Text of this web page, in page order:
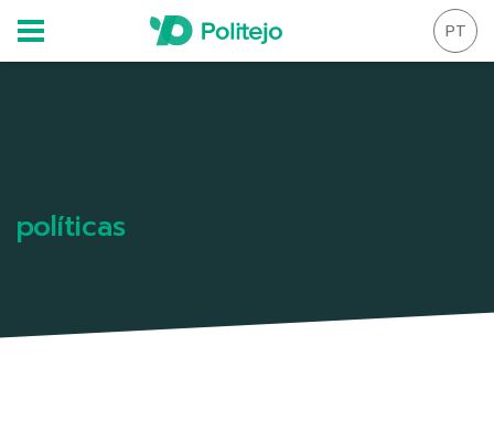
PT
políticas